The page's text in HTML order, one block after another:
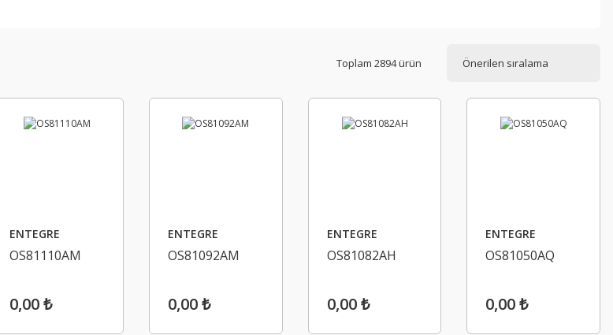
Toplam 2894 ürün
ENTEGRE
OS81110AM
0,00 ₺
ENTEGRE
OS81092AM
0,00 ₺
ENTEGRE
OS81082AH
0,00 ₺
ENTEGRE
OS81050AQ
0,00 ₺